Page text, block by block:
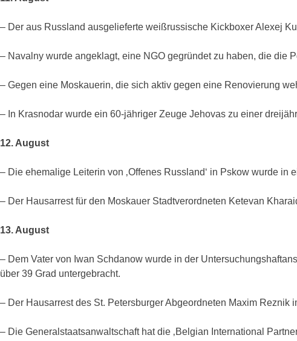
– Der aus Russland ausgelieferte weißrussische Kickboxer Alexej
– Navalny wurde angeklagt, eine NGO gegründet zu haben, die die
– Gegen eine Moskauerin, die sich aktiv gegen eine Renovierung
– In Krasnodar wurde ein 60-jähriger Zeuge Jehovas zu einer
12. August
– Die ehemalige Leiterin von ‚Offenes Russland‘ in Pskow wurde
– Der Hausarrest für den Moskauer Stadtverordneten Ketevan
13. August
– Dem Vater von Iwan Schdanow wurde in der
über 39 Grad untergebracht.
– Der Hausarrest des St. Petersburger Abgeordneten Maxim
– Die Generalstaatsanwaltschaft hat die ‚Belgian International